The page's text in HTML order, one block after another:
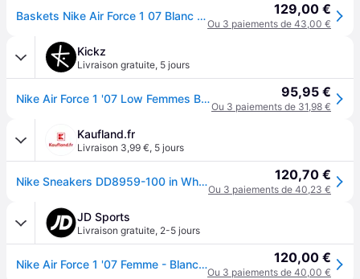
Baskets Nike Air Force 1 07 Blanc Femme 315115-112 37.5 129,00 €
Ou 3 paiements de 43,00 €
Kickz
Livraison gratuite, 5 jours
Nike Air Force 1 '07 Low Femmes Blanc C100 - White 95,95 €
Ou 3 paiements de 31,98 €
Kaufland.fr
Livraison 3,99 €, 5 jours
Nike Sneakers DD8959-100 in White color size 36 120,70 €
Ou 3 paiements de 40,23 €
JD Sports
Livraison gratuite, 2-5 jours
Nike Air Force 1 '07 Femme - Blanc, Blanc - 42.5 120,00 €
Ou 3 paiements de 40,00 €